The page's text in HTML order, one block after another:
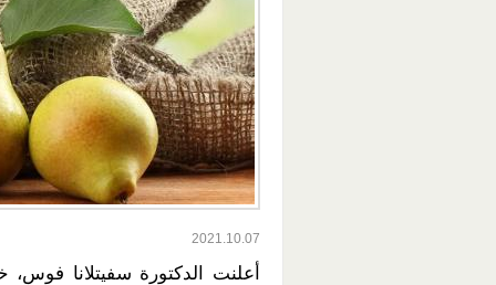
2021.10.07
أعلنت الدكتورة سفيتلانا فوس،